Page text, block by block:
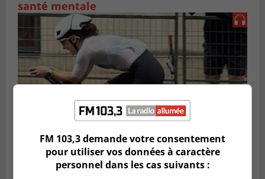
santé mentale
SAINT-LAMBERT
Publié le 5 août 2026 à 08h23
FM 103,3 demande votre consentement
pour utiliser vos données à caractère
personnel dans les cas suivants :